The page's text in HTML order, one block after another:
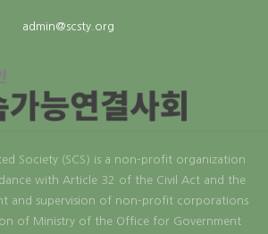
admin@scsty.org
Society (SCS) is a non-profit organization
with Article 32 of the Civil Act and the
and supervision of non-profit corporations
of Ministry of the Office for Government